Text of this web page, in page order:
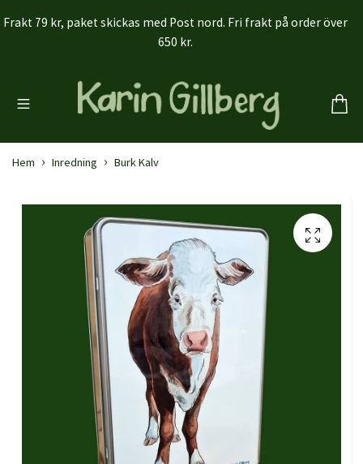
Frakt 79 kr, paket skickas med Post nord. Fri frakt på order över
650 kr.
Hem Inredning Burk Kalv